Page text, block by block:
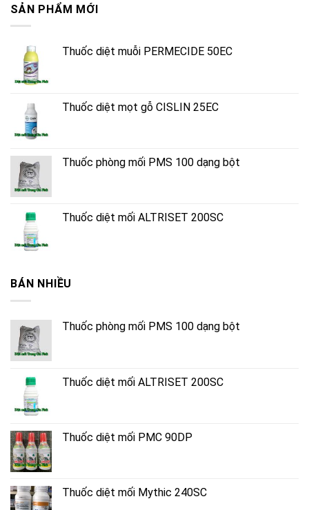
SẢN PHẨM MỚI
Thuốc diệt muỗi PERMECIDE 50EC
Thuốc diệt mọt gỗ CISLIN 25EC
Thuốc phòng mối PMS 100 dạng bột
Thuốc diệt mối ALTRISET 200SC
BÁN NHIỀU
Thuốc phòng mối PMS 100 dạng bột
Thuốc diệt mối ALTRISET 200SC
Thuốc diệt mối PMC 90DP
Thuốc diệt mối Mythic 240SC